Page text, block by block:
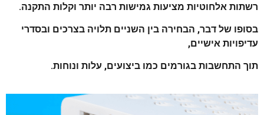
רשתות אלחוטיות מציעות גמישות רבה יותר וקלות התקנה.
בסופו של דבר, הבחירה בין השניים תלויה בצרכים ובסדרי
עדיפויות אישיים,
תוך התחשבות בגורמים כמו ביצועים, עלות ונוחות.